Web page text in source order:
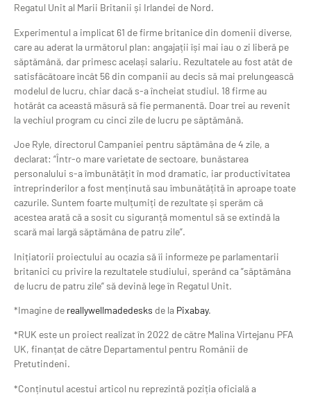
Regatul Unit al Marii Britanii și Irlandei de Nord.
Experimentul a implicat 61 de firme britanice din domenii diverse,
care au aderat la următorul plan: angajații își mai iau o zi liberă pe
săptămână, dar primesc același salariu. Rezultatele au fost atât de
satisfăcătoare încât 56 din companii au decis să mai prelungească
modelul de lucru, chiar dacă s-a încheiat studiul. 18 firme au
hotărât ca această măsură să fie permanentă. Doar trei au revenit
la vechiul program cu cinci zile de lucru pe săptămână.
Joe Ryle, directorul Campaniei pentru săptămâna de 4 zile, a
declarat: “Într-o mare varietate de sectoare, bunăstarea
personalului s-a îmbunătățit în mod dramatic, iar productivitatea
întreprinderilor a fost menținută sau îmbunătățită în aproape toate
cazurile. Suntem foarte mulțumiți de rezultate și sperăm că
acestea arată că a sosit cu siguranță momentul să se extindă la
scară mai largă săptămâna de patru zile”.
Inițiatorii proiectului au ocazia să îi informeze pe parlamentarii
britanici cu privire la rezultatele studiului, sperând ca ”săptămâna
de lucru de patru zile” să devină lege în Regatul Unit.
*Imagine de reallywellmadedesks de la Pixabay.
*RUK este un proiect realizat în 2022 de către Malina Virtejanu PFA
UK, finanțat de către Departamentul pentru Românii de
Pretutindeni.
*Conținutul acestui articol nu reprezintă poziția oficială a